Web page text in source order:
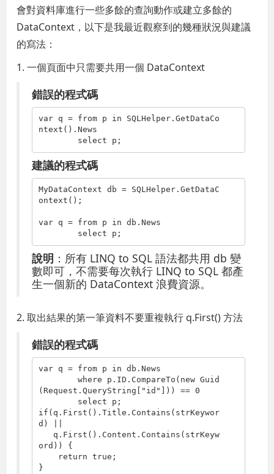
會對資料庫進行一些多餘的查詢動作或建立多餘的
DataContext，以下是我最近觀察到的幾種狀況與建議
的寫法：
1. 一個頁面中只需要共用一個 DataContext
錯誤的程式碼
var q = from p in SQLHelper.GetDataCo
ntext().News
select p;
建議的程式碼
MyDataContext db = SQLHelper.GetDataC
ontext();
var q = from p in db.News
select
說明 ：所有 LINQ to SQL 語法都共用 db 變
數即可，不需要每次執行 LINQ to SQL 都產
生一個新的 DataContext 浪費資源。
2. 取出結果的第一筆資料不要重複執行 q.First() 方法
錯誤的程式碼
var q = from p in db.News
where p.ID.CompareTo( new Guid
(Request.QueryString[
"id"
])) == 0
select
if (q.First().Title.Contains(strKeywor
d) ||
ord)) {
return true ;
}